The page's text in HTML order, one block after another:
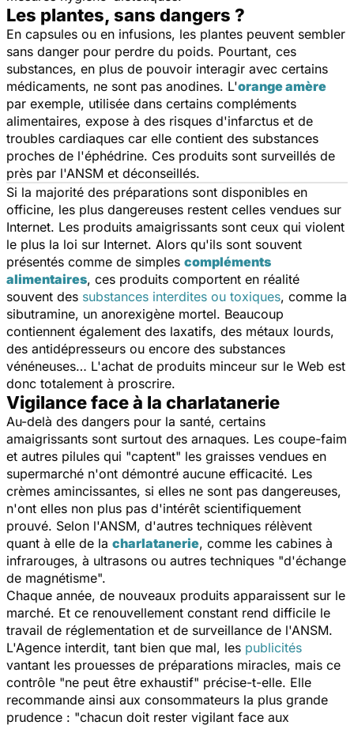
Les plantes, sans dangers ?
En capsules ou en infusions, les plantes peuvent sembler
sans danger pour perdre du poids. Pourtant, ces
substances, en plus de pouvoir interagir avec certains
médicaments, ne sont pas anodines. L'orange amère
par exemple, utilisée dans certains compléments
alimentaires, expose à des risques d'infarctus et de
troubles cardiaques car elle contient des substances
proches de l'éphédrine. Ces produits sont surveillés de
près par l'ANSM et déconseillés.
Si la majorité des préparations sont disponibles en
officine, les plus dangereuses restent celles vendues sur
Internet. Les produits amaigrissants sont ceux qui violent
le plus la loi sur Internet. Alors qu'ils sont souvent
présentés comme de simples compléments
alimentaires, ces produits comportent en réalité
souvent des substances interdites ou toxiques, comme la
sibutramine, un anorexigène mortel. Beaucoup
contiennent également des laxatifs, des métaux lourds,
des antidépresseurs ou encore des substances
vénéneuses… L'achat de produits minceur sur le Web est
donc totalement à proscrire.
Vigilance face à la charlatanerie
Au-delà des dangers pour la santé, certains
amaigrissants sont surtout des arnaques. Les coupe-faim
et autres pilules qui "captent" les graisses vendues en
supermarché n'ont démontré aucune efficacité. Les
crèmes amincissantes, si elles ne sont pas dangereuses,
n'ont elles non plus pas d'intérêt scientifiquement
prouvé. Selon l'ANSM, d'autres techniques rélèvent
quant à elle de la charlatanerie, comme les cabines à
infrarouges, à ultrasons ou autres techniques "d'échange
de magnétisme".
Chaque année, de nouveaux produits apparaissent sur le
marché. Et ce renouvellement constant rend difficile le
travail de réglementation et de surveillance de l'ANSM.
L'Agence interdit, tant bien que mal, les publicités
vantant les prouesses de préparations miracles, mais ce
contrôle "ne peut être exhaustif" précise-t-elle. Elle
recommande ainsi aux consommateurs la plus grande
prudence : "chacun doit rester vigilant face aux